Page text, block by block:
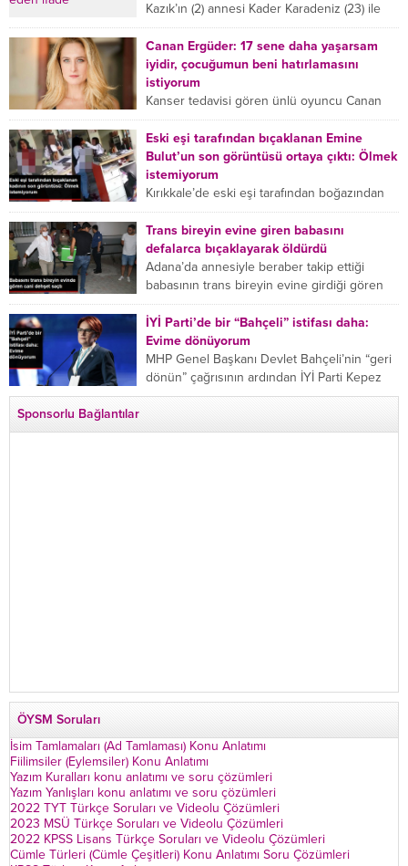
Kazık’ın (2) annesi Kader Karadeniz (23) ile
dayısı Hızır Tunç Çetinkaya (19) tutuklandı.
Çetinkaya, ifadesinde...
Canan Ergüder: 17 sene daha yaşarsam
iyidir, çocuğumun beni hatırlamasını
istiyorum
Kanser tedavisi gören ünlü oyuncu Canan
Ergüder, hastalık sürecini anlattı: Meme
kanserine yakalanan ünlü oyuncu Canan
Ergüder aklıma ilk ölümün...
Eski eşi tarafından bıçaklanan Emine
Bulut’un son görüntüsü ortaya çıktı: Ölmek
istemiyorum
Kırıkkale’de eski eşi tarafından boğazından
bıçaklanan Emine Bulut’un “Ben ölmek
istemiyorum” demesi ve yanında bulunan 10
yaşındaki kızının “Anne lütfen...
Trans bireyin evine giren babasını
defalarca bıçaklayarak öldürdü
Adana’da annesiyle beraber takip ettiği
babasının trans bireyin evine girdiği gören
cani, babasını vücudunun çeşitli yerlerinden
bıçaklayarak öldürdü. Adana’da bir...
İYİ Parti’de bir “Bahçeli” istifası daha:
Evime dönüyorum
MHP Genel Başkanı Devlet Bahçeli’nin “geri
dönün” çağrısının ardından İYİ Parti Kepez
İlçe Başkan Yardımcısı Özgür Avcı “Evime
Sponsorlu Bağlantılar
ÖYSM Soruları
İsim Tamlamaları (Ad Tamlaması) Konu Anlatımı
Fiilimsiler (Eylemsiler) Konu Anlatımı
Yazım Kuralları konu anlatımı ve soru çözümleri
Yazım Yanlışları konu anlatımı ve soru çözümleri
2022 TYT Türkçe Soruları ve Videolu Çözümleri
2023 MSÜ Türkçe Soruları ve Videolu Çözümleri
2022 KPSS Lisans Türkçe Soruları ve Videolu Çözümleri
Cümle Türleri (Cümle Çeşitleri) Konu Anlatımı Soru Çözümleri